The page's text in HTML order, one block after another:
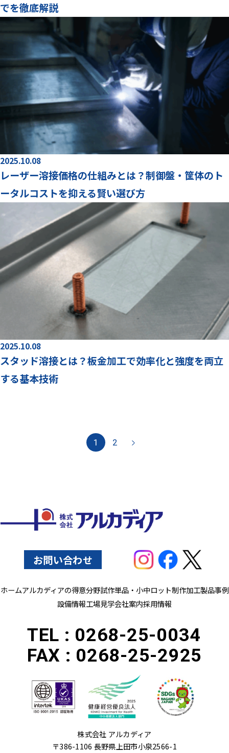
でを徹底解説
2025.10.08
レーザー溶接価格の仕組みとは？制御盤・筐体のト
ータルコストを抑える賢い選び方
2025.10.08
スタッド溶接とは？板金加工で効率化と強度を両立
する基本技術
1 2
ホームアルカディアの得意分野試作単品・小中ロット制作加工製品事例
設備情報工場見学会社案内採用情報
お問い合わせ
株式会社 アルカディア
〒386-1106 長野県上田市小泉2566-1
TEL : 0268-25-0034
FAX : 0268-25-2925